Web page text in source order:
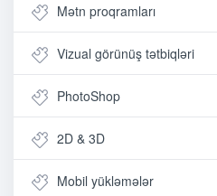
Mətn proqramları
Vizual görünüş tətbiqləri
PhotoShop
2D & 3D
Mobil yükləmələr